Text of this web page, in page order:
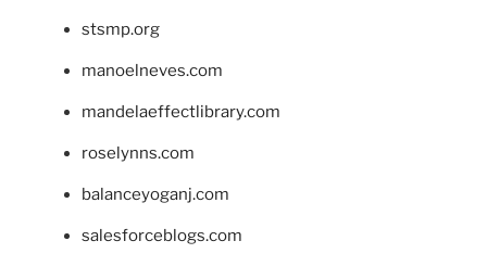
stsmp.org
manoelneves.com
mandelaeffectlibrary.com
roselynns.com
balanceyoganj.com
salesforceblogs.com